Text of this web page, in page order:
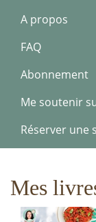
A propos
FAQ
Abonnement
Me soutenir
Réserver une
Mes